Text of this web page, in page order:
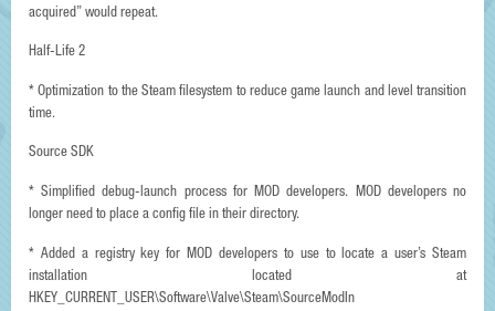
acquired” would repeat.
Half-Life 2
* Optimization to the Steam filesystem to reduce game launch and level transition
time.
Source SDK
* Simplified debug-launch process for MOD developers. MOD developers no
longer need to place a config file in their directory.
* Added a registry key for MOD developers to use to locate a user’s Steam
installation located at
HKEY_CURRENT_USER\Software\Valve\Steam\SourceModIn